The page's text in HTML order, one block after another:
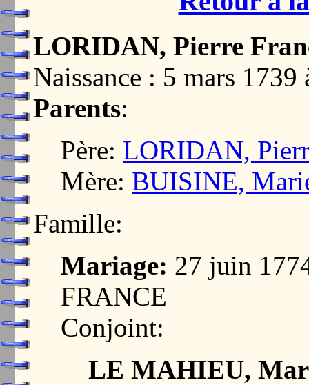
LORIDAN, Pierre
Naissance : 5 mars
Parents:
Père: LORIDAN,
Mère: BUISINE,
Famille:
Mariage: 27 juin
FRANCE
Conjoint:
LE MAHIEU,